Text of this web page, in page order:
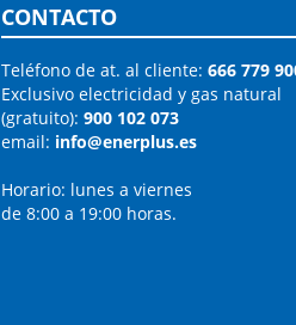
CONTACTO
Teléfono de at. al cliente: 666 779
Exclusivo electricidad y gas natural
(gratuito): 900 102 073
email: info@enerplus.es
Horario: lunes a viernes
de 8:00 a 19:00 horas.